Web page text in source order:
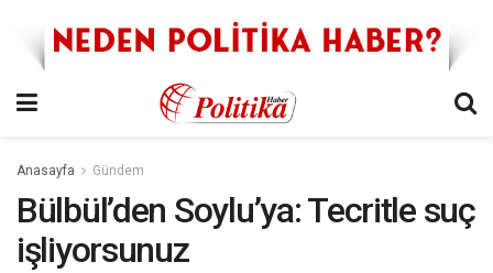
Anasayfa Gündem
Bülbül’den Soylu’ya: Tecritle suç
işliyorsunuz